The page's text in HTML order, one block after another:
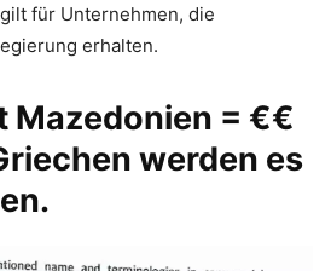
für Unternehmen, die
erhalten.
Mazedonien = €€
werden es